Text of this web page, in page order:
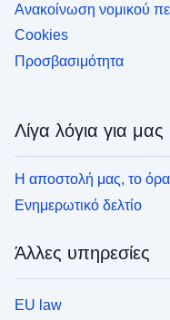
Ανακοίνωση νομικού
Cookies
Προσβασιμότητα
Λίγα λόγια για μας
Η αποστολή μας, το
Ενημερωτικό δελτίο
Άλλες υπηρεσίες
EU law